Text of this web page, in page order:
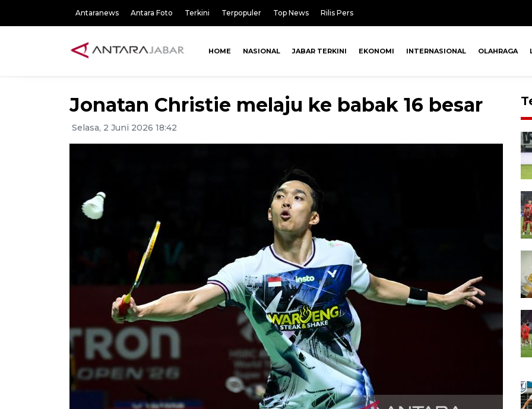
Antaranews Antara Foto Terkini Terpopuler Top News Rilis Pers
HOME NASIONAL JABAR TERKINI EKONOMI INTERNASIONAL OLAHRAGA
Jonatan Christie melaju ke babak 16 besar
Selasa, 2 Juni 2026 18:42